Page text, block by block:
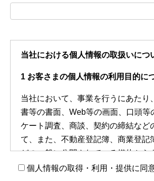
当社における個人情報の取扱いにつ
1 お客さまの個人情報の利用目的に
当社において、事業を行うにあたり
書等の書面、Web等の画面、口頭等
ケート調査、商談、契約の締結など
て、また、不動産登記簿、商業登記
どの一般に公開されている媒体から
の住所・氏名・郵便番号・電話番号
個人情報の取得・利用・提供に同